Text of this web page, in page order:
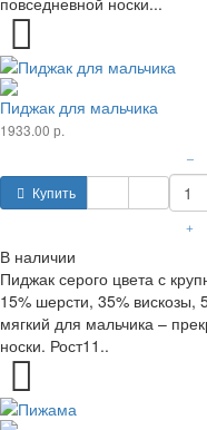
Пиджак для мальчика
1933.00 р.
Купить
–
+
В наличии
Пиджак серого цвета с
15% шерсти, 35%
мягкий для мальчика –
носки. Рост11..